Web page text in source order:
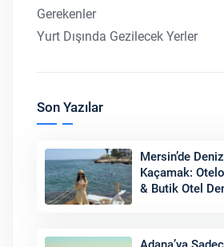
Gerekenler
Yurt Dışında Gezilecek Yerler
Son Yazılar
Mersin’de
Kaçamak:
& Butik Otel